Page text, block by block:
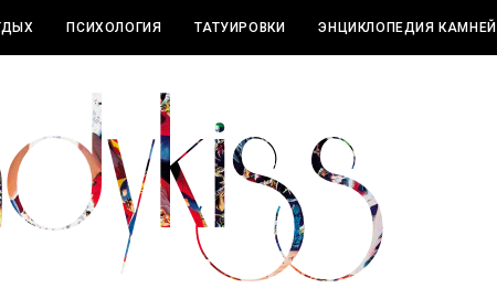
ПСИХОЛОГИЯ ТАТУИРОВКИ ЭНЦИКЛОПЕДИЯ КАМНЕЙ